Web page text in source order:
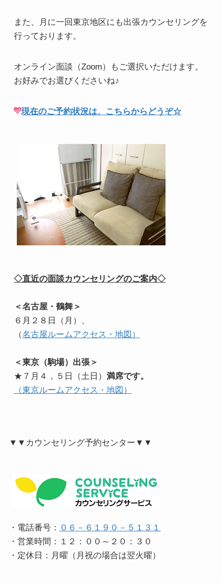
また、月に一回東京地区にも出張カウンセリングを
行っております。
オンライン面談（Zoom）もご選択いただけます。
お好みでお選びくださいね♪
現在のご予約状況は、こちらからどうぞ☆
◇直近の面談カウンセリングのご案内◇
＜名古屋・鶴舞＞
６月２８日（月）、
（名古屋ルームアクセス・地図）
＜東京（駒場）出張＞
★７月４，５日（土日） 満席です。
（東京ルームアクセス・地図）
▼▼カウンセリング予約センター▼▼
・電話番号： ０６－６１９０－５１３１
・営業時間：１２：００～２０：３０
・定休日：月曜（月祝の場合は翌火曜）